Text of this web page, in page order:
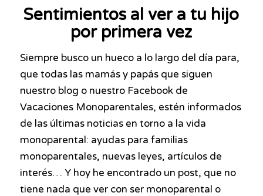
Sentimientos al ver a tu hijo
por primera vez
Siempre busco un hueco a lo largo del día para,
que todas las mamás y papás que siguen
nuestro blog o nuestro Facebook de
Vacaciones Monoparentales, estén informados
de las últimas noticias en torno a la vida
monoparental: ayudas para familias
monoparentales, nuevas leyes, artículos de
interés… Y hoy he encontrado un post, que no
tiene nada que ver con ser monoparental o